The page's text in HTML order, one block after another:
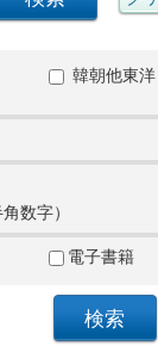
韓朝他東洋
数字）
電子書籍